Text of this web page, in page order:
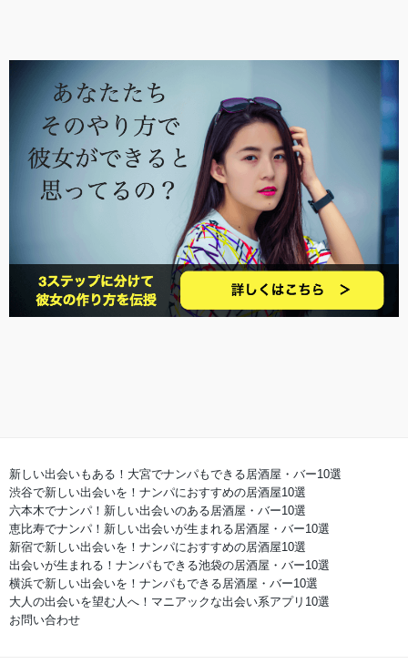
新しい出会いもある！大宮でナンパもできる居酒屋・バー10選
渋谷で新しい出会いを！ナンパにおすすめの居酒屋10選
六本木でナンパ！新しい出会いのある居酒屋・バー10選
恵比寿でナンパ！新しい出会いが生まれる居酒屋・バー10選
新宿で新しい出会いを！ナンパにおすすめの居酒屋10選
出会いが生まれる！ナンパもできる池袋の居酒屋・バー10選
横浜で新しい出会いを！ナンパもできる居酒屋・バー10選
大人の出会いを望む人へ！マニアックな出会い系アプリ10選
お問い合わせ